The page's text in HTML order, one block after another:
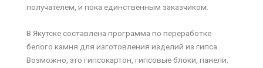
получателем, и пока единственным заказчиком.
В Якутске составлена программа по переработке
белого камня для изготовления изделий из гипса.
Возможно, это гипсокартон, гипсовые блоки, панели.